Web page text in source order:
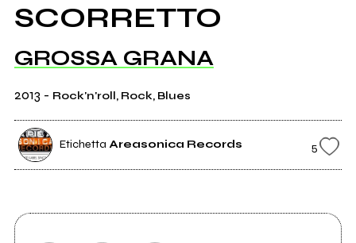
SCORRETTO
GROSSA GRANA
2013 - Rock'n'roll, Rock, Blues
Etichetta Areasonica Records 5